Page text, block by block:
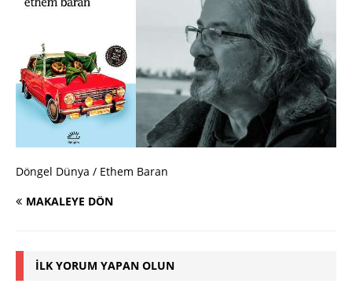
Döngel Dünya / Ethem Baran
MAKALEYE DÖN
İLK YORUM YAPAN OLUN